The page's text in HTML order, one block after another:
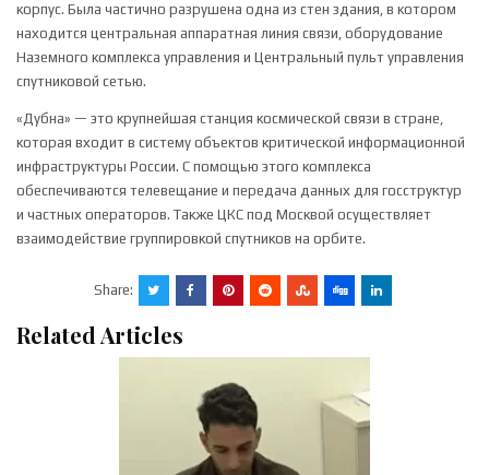
корпус. Была частично разрушена одна из стен здания, в котором
находится центральная аппаратная линия связи, оборудование
Наземного комплекса управления и Центральный пульт управления
спутниковой сетью.
«Дубна» — это крупнейшая станция космической связи в стране,
которая входит в систему объектов критической информационной
инфраструктуры России. С помощью этого комплекса
обеспечиваются телевещание и передача данных для госструктур
и частных операторов. Также ЦКС под Москвой осуществляет
взаимодействие группировкой спутников на орбите.
Share:
Related Articles